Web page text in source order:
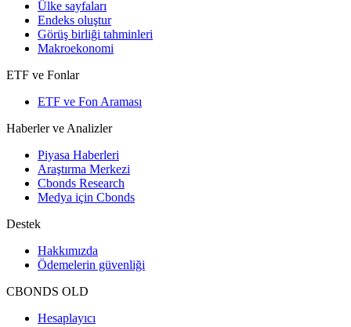
Ülke sayfaları
Endeks oluştur
Görüş birliği tahminleri
Makroekonomi
ETF ve Fonlar
ETF ve Fon Araması
Haberler ve Analizler
Piyasa Haberleri
Araştırma Merkezi
Cbonds Research
Medya için Cbonds
Destek
Hakkımızda
Ödemelerin güvenliği
CBONDS OLD
Hesaplayıcı